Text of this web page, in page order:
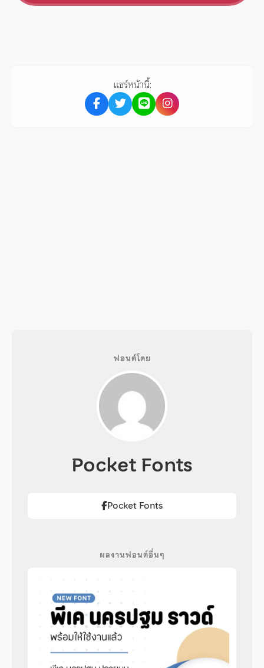
แชร์หน้านี้:
ฟอนต์โดย
Pocket Fonts
Pocket Fonts
ผลงานฟอนต์อื่นๆ